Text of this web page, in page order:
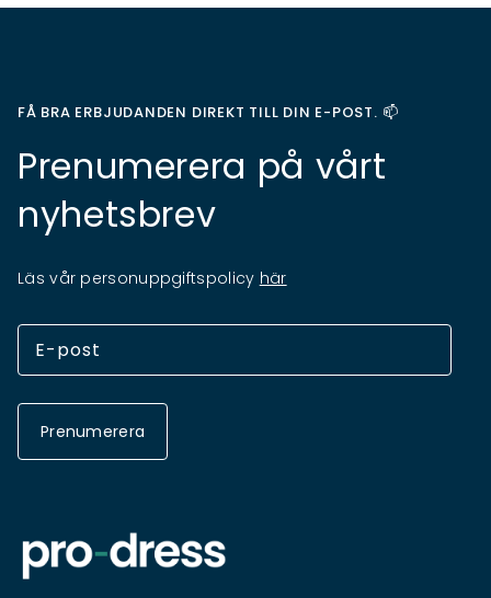
FÅ BRA ERBJUDANDEN DIREKT TILL DIN E-POST. 📫
Prenumerera på vårt
nyhetsbrev
Läs vår personuppgiftspolicy här
Prenumerera